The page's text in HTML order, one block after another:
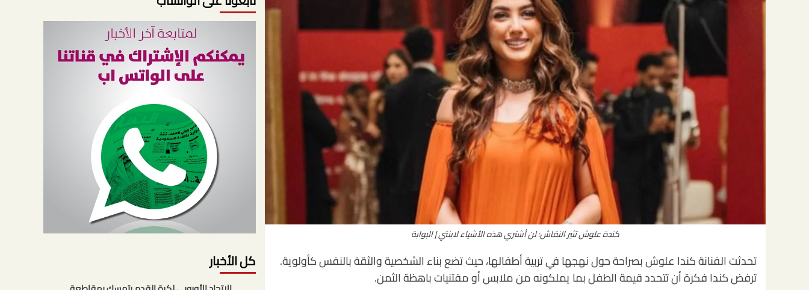
كندة علوش تثير النقاش: لن أشتري هذه الأشياء لابنتي | البوابة
تحدثت الفنانة كندا علوش بصراحة حول نهجها في تربية أطفالها، حيث تضع بناء الشخصية والثقة بالنفس كأولوية.
ترفض كندا فكرة أن تتحدد قيمة الطفل بما يملكونه من ملابس أو مقتنيات باهظة الثمن.
كل الأخبار